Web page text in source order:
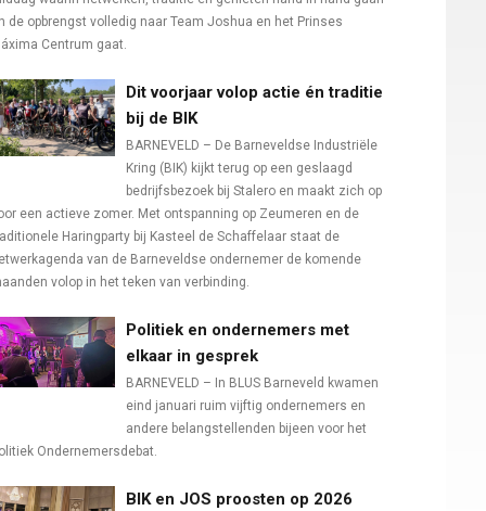
de opbrengst volledig naar Team Joshua en het Prinses
Centrum gaat.
Dit voorjaar volop actie én traditie
bij de BIK
BARNEVELD – De Barneveldse Industriële
Kring (BIK) kijkt terug op een geslaagd
bedrijfsbezoek bij Stalero en maakt zich op
een actieve zomer. Met ontspanning op Zeumeren en de
Haringparty bij Kasteel de Schaffelaar staat de
van de Barneveldse ondernemer de komende
volop in het teken van verbinding.
Politiek en ondernemers met
elkaar in gesprek
BARNEVELD – In BLUS Barneveld kwamen
eind januari ruim vijftig ondernemers en
andere belangstellenden bijeen voor het
Ondernemersdebat.
BIK en JOS proosten op 2026